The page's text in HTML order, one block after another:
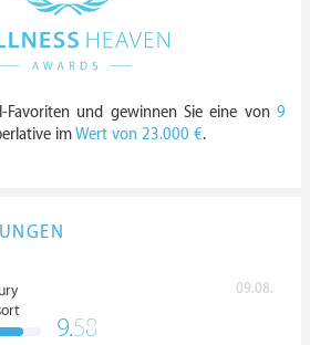
Favoriten und gewinnen Sie eine von 9
imWert von 23.000 €.
09.08.
9.58